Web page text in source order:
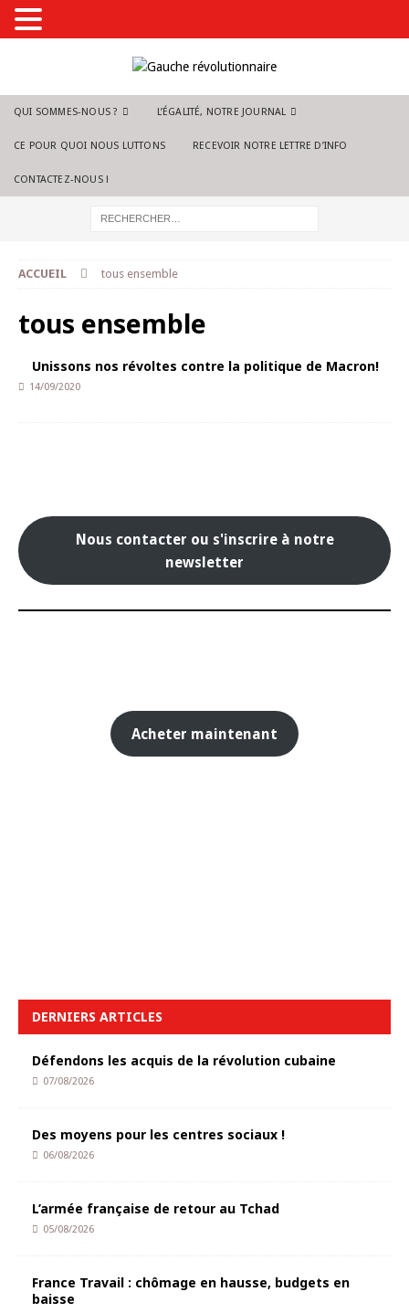
QUI SOMMES-NOUS ? L’ÉGALITÉ, NOTRE JOURNAL
CE POUR QUOI NOUS LUTTONS RECEVOIR NOTRE LETTRE D’INFO
CONTACTEZ-NOUS !
ACCUEIL tous ensemble
tous ensemble
Unissons nos révoltes contre la politique de Macron!
14/09/2020
Nous contacter ou s'inscrire à notre
newsletter
Acheter maintenant
DERNIERS ARTICLES
Défendons les acquis de la révolution cubaine
07/08/2026
Des moyens pour les centres sociaux !
06/08/2026
L’armée française de retour au Tchad
05/08/2026
France Travail : chômage en hausse, budgets en
baisse